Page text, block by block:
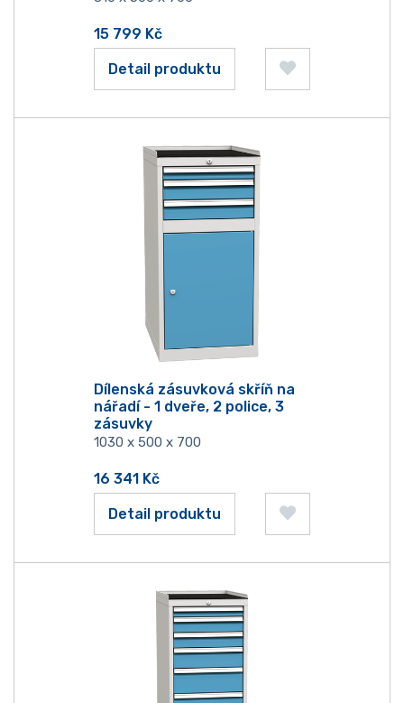
15 799 Kč
Detail produktu
Dílenská zásuvková skříň na
nářadí - 1 dveře, 2 police, 3
zásuvky
1030 x 500 x 700
16 341 Kč
Detail produktu